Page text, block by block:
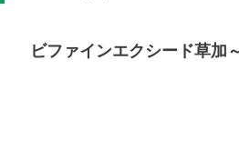
ビファインエクシード草加